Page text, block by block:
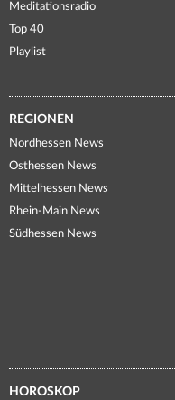
Meditationsradio
Top 40
Playlist
REGIONEN
Nordhessen News
Osthessen News
Mittelhessen News
Rhein-Main News
Südhessen News
HOROSKOP